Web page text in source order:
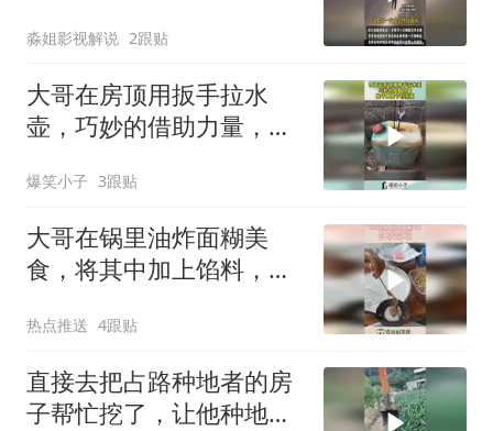
淼姐影视解说 2跟贴
大哥在房顶用扳手拉水
壶，巧妙的借助力量，脑
爆笑小子 3跟贴
大哥在锅里油炸面糊美
食，将其中加上馅料，下
热点推送 4跟贴
直接去把占路种地者的房
子帮忙挖了，让他种地，